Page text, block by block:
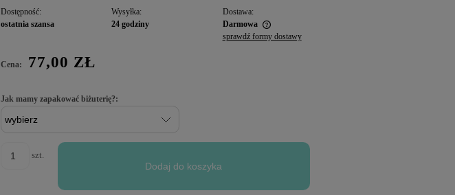
Dostępność:
ostatnia szansa
Wysyłka:
24 godziny
Dostawa:
Darmowa
sprawdź formy dostawy
Cena: 77,00 ZŁ
Jak mamy zapakować biżuterię?:
szt.
Dodaj do koszyka